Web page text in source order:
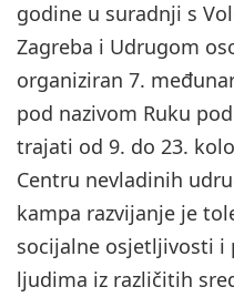
godine u suradnji s
Zagreba i Udrugom
organiziran 7.
pod nazivom Ruku
trajati od 9. do 23.
Centru nevladinih
kampa razvijanje je
socijalne osjetljivosti
ljudima iz različitih